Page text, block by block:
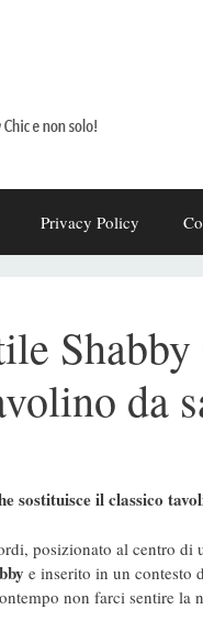
Privacy Policy
da
sostituisce il classico
posizionato al centro di
e inserito in un contesto
non farci sentire la